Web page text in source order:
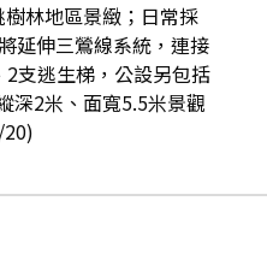
林地區景緻；日常採
延伸三鶯線系統，連接
支逃生梯，公設另包括
深2米、面寬5.5米景觀